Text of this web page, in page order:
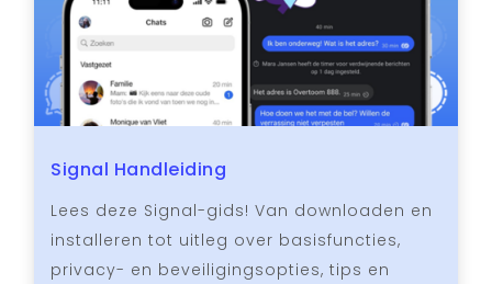
Signal Handleiding
Lees deze Signal-gids! Van downloaden en
installeren tot uitleg over basisfuncties,
privacy- en beveiligingsopties, tips en